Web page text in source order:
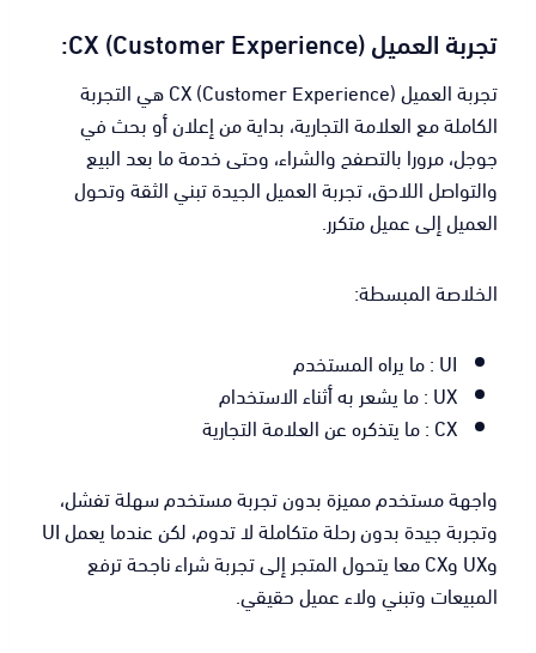
تجربة العميل (CX (Customer Experience:
تجربة العميل (CX (Customer Experience هي التجربة
الكاملة مع العلامة التجارية، بداية من إعلان أو بحث في
جوجل، مرورا بالتصفح والشراء، وحتى خدمة ما بعد البيع
والتواصل اللاحق، تجربة العميل الجيدة تبني الثقة وتحول
العميل إلى عميل متكرر.
الخلاصة المبسطة:
UI : ما يراه المستخدم
UX : ما يشعر به أثناء الاستخدام
CX : ما يتذكره عن العلامة التجارية
واجهة مستخدم مميزة بدون تجربة مستخدم سهلة تفشل،
وتجربة جيدة بدون رحلة متكاملة لا تدوم، لكن عندما يعمل UI
وUX وCX معا يتحول المتجر إلى تجربة شراء ناجحة ترفع
المبيعات وتبني ولاء عميل حقيقي.